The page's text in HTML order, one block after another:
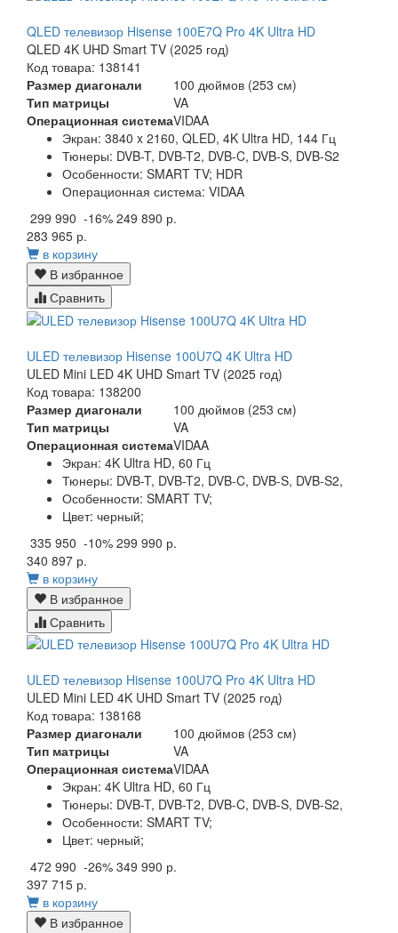
QLED телевизор Hisense 100E7Q Pro 4K Ultra HD
QLED 4K UHD Smart TV (2025 год)
Код товара: 138141
Размер диагонали
100 дюймов (253 см)
Тип матрицы
VA
Операционная системаVIDAA
Экран: 3840 x 2160, QLED, 4K Ultra HD, 144 Гц
Тюнеры: DVB-T, DVB-T2, DVB-C, DVB-S, DVB-S2
Особенности: SMART TV; HDR
Операционная система: VIDAA
299 990 -16% 249 890 р.
283 965 р.
в корзину
В избранное
Сравнить
ULED телевизор Hisense 100U7Q 4K Ultra HD
ULED Mini LED 4K UHD Smart TV (2025 год)
Код товара: 138200
Размер диагонали
100 дюймов (253 см)
Тип матрицы
VA
Операционная системаVIDAA
Экран: 4K Ultra HD, 60 Гц
Тюнеры: DVB-T, DVB-T2, DVB-C, DVB-S, DVB-S2,
Особенности: SMART TV;
Цвет: черный;
335 950 -10% 299 990 р.
340 897 р.
в корзину
В избранное
Сравнить
ULED телевизор Hisense 100U7Q Pro 4K Ultra HD
ULED Mini LED 4K UHD Smart TV (2025 год)
Код товара: 138168
Размер диагонали
100 дюймов (253 см)
Тип матрицы
VA
Операционная системаVIDAA
Экран: 4K Ultra HD, 60 Гц
Тюнеры: DVB-T, DVB-T2, DVB-C, DVB-S, DVB-S2,
Особенности: SMART TV;
Цвет: черный;
472 990 -26% 349 990 р.
397 715 р.
в корзину
В избранное